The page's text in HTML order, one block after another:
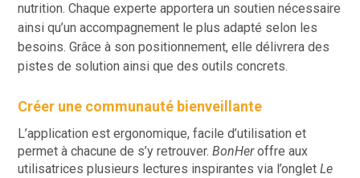
nutrition. Chaque experte apportera un soutien nécessaire
ainsi qu’un accompagnement le plus adapté selon les
besoins. Grâce à son positionnement, elle délivrera des
pistes de solution ainsi que des outils concrets.
Créer une communauté bienveillante
L’application est ergonomique, facile d’utilisation et
permet à chacune de s’y retrouver.BonHeroffre aux
utilisatrices plusieurs lectures inspirantes via l’ongletLe